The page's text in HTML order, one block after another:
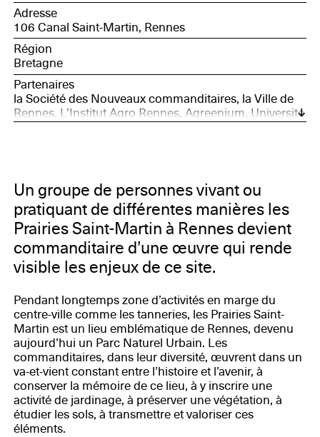
Adresse
106 Canal Saint-Martin, Rennes
Région
Bretagne
Partenaires
la Société des Nouveaux commanditaires, la Ville de
Rennes, L’Institut Agro Rennes, Agreenium, Université
Un groupe de personnes vivant ou
pratiquant de différentes manières les
Prairies Saint-Martin à Rennes devient
commanditaire d’une œuvre qui rende
visible les enjeux de ce site.
Pendant longtemps zone d’activités en marge du
centre-ville comme les tanneries, les Prairies Saint-
Martin est un lieu emblématique de Rennes, devenu
aujourd’hui un Parc Naturel Urbain. Les
commanditaires, dans leur diversité, œuvrent dans un
va-et-vient constant entre l’histoire et l’avenir, à
conserver la mémoire de ce lieu, à y inscrire une
activité de jardinage, à préserver une végétation, à
étudier les sols, à transmettre et valoriser ces
éléments.